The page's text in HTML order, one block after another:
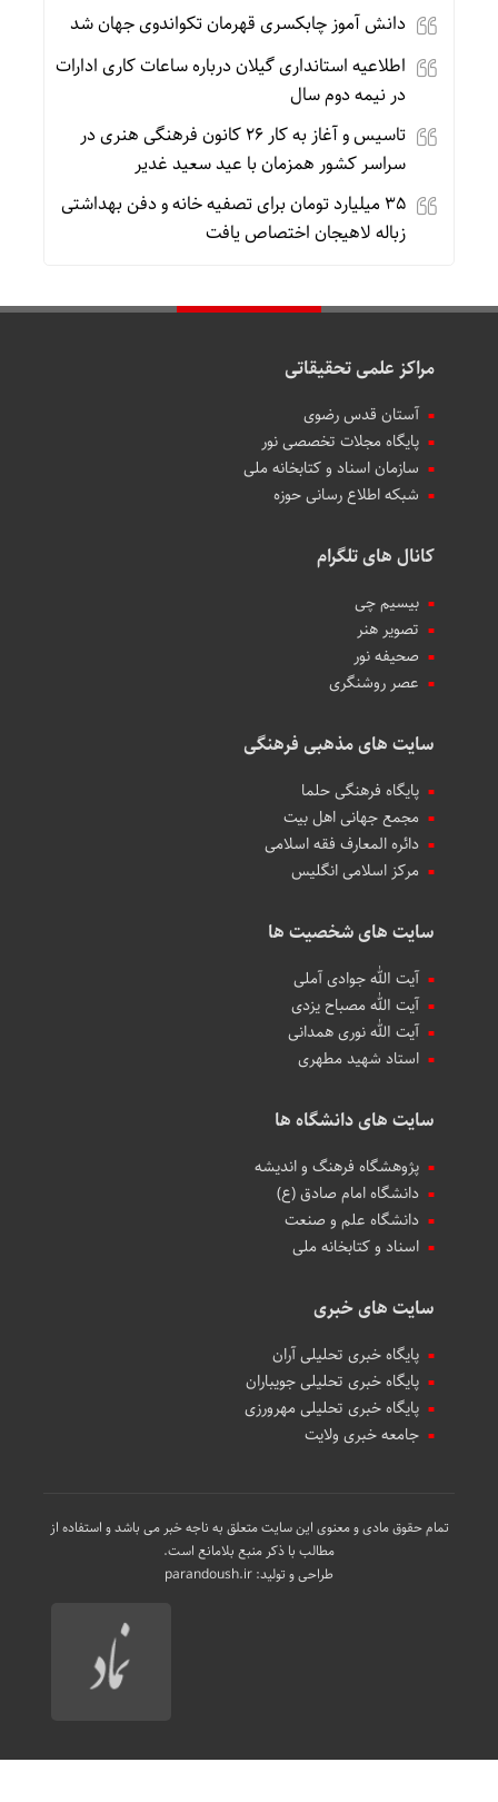
دانش آموز چابکسری قهرمان تکواندوی جهان شد
اطلاعیه استانداری گیلان درباره ساعات کاری ادارات
در نیمه دوم سال
تاسیس و آغاز به کار ۲۶ کانون‌ فرهنگی هنری در
سراسر کشور همزمان با عید سعید غدیر
۳۵ میلیارد تومان برای تصفیه خانه و دفن بهداشتی
زباله لاهیجان اختصاص یافت
مراکز علمی تحقیقاتی
آستان قدس رضوی
پایگاه مجلات تخصصی نور
سازمان اسناد و کتابخانه ملی
شبکه اطلاع رسانی حوزه
کانال های تلگرام
بیسیم چی
تصویر هنر
صحیفه نور
عصر روشنگری
سایت های مذهبی فرهنگی
پایگاه فرهنگی حلما
مجمع جهانی اهل بیت
دائره المعارف فقه اسلامی
مرکز اسلامی انگلیس
سایت های شخصیت ها
آیت الله جوادی آملی
آیت الله مصباح یزدی
آیت الله نوری همدانی
استاد شهید مطهری
سایت های دانشگاه ها
پژوهشگاه فرهنگ و اندیشه
دانشگاه امام صادق (ع)
دانشگاه علم و صنعت
اسناد و کتابخانه ملی
سایت های خبری
پایگاه خبری تحلیلی آران
پایگاه خبری تحلیلی جویباران
پایگاه خبری تحلیلی مهرورزی
جامعه خبری ولایت
تمام حقوق مادی و معنوی این سایت متعلق به ناجه خبر می باشد و استفاده از
مطالب با ذکر منبع بلامانع است.
طراحی و تولید:parandoush.ir